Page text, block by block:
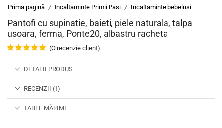
Prima pagină / Incaltaminte Primii Pasi / Incaltaminte bebelusi
Pantofi cu supinatie, baieti, piele naturala, talpa
usoara, ferma, Ponte20, albastru racheta
(O recenzie client)
DETALII PRODUS
RECENZII (1)
TABEL MĂRIMI